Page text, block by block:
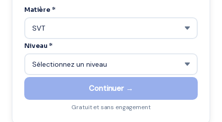
Matière *
Niveau *
Continuer →
Gratuit et sans engagement